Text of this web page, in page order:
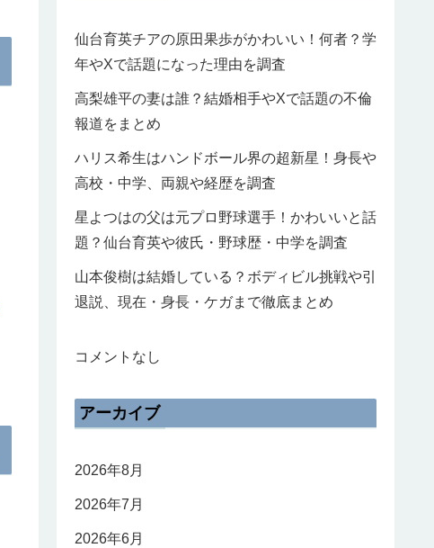
仙台育英チアの原田果歩がかわいい！何者？学
年やXで話題になった理由を調査
高梨雄平の妻は誰？結婚相手やXで話題の不倫
報道をまとめ
ハリス希生はハンドボール界の超新星！身長や
高校・中学、両親や経歴を調査
星よつはの父は元プロ野球選手！かわいいと話
題？仙台育英や彼氏・野球歴・中学を調査
山本俊樹は結婚している？ボディビル挑戦や引
退説、現在・身長・ケガまで徹底まとめ
コメントなし
アーカイブ
2026年8月
2026年7月
2026年6月